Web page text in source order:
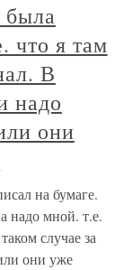
была
что я там
В
надо
они
на бумаге.
надо мной. т.е.
случае за
они уже